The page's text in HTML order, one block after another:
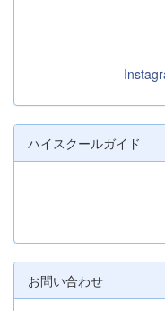
ハイスクールガイド
お問い合わせ